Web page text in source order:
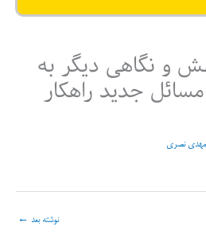
و نگاهی دیگر به
مسائل جدید راهکار
مهدی نصری
نوشته بعد ←